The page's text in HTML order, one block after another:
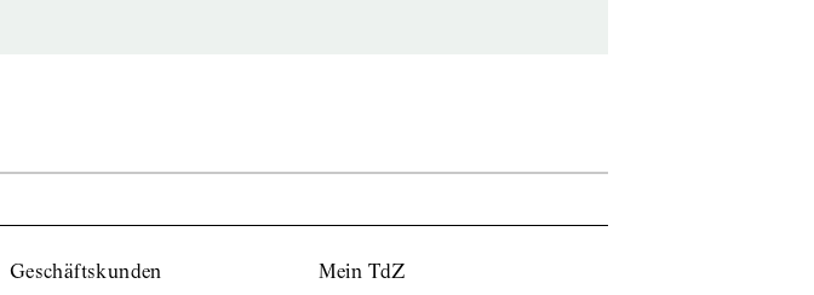
Geschäftskunden Mein TdZ